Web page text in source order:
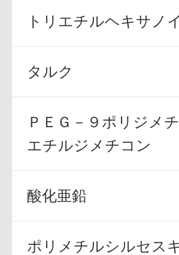
ボデ
トリエチルヘキサノ
タルク
ＰＥＧ－９ポリジメ
エチルジメチコン
酸化亜鉛
ポリメチルシルセス